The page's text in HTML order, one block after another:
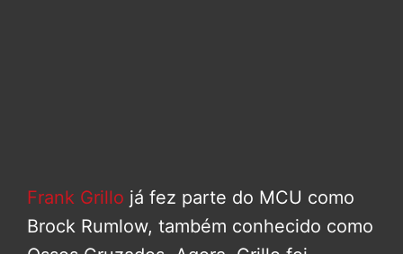
Frank Grillo já fez parte do MCU como
Brock Rumlow, também conhecido como